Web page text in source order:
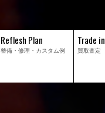
Reflesh Plan
整備・修理・ カスタム例
Trade in
買取査定